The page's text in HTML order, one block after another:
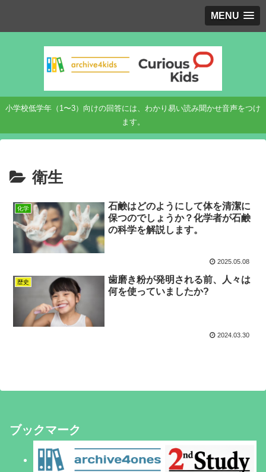
MENU
小学校低学年（1〜3）向けの回答には、わかり易い読み聞かせ音声をつけ
ます。
衛生
化学
石鹸はどのようにして体を清潔に
保つのでしょうか？化学者が石鹸
の科学を解説します。
2025.05.08
歴史
歯磨き粉が発明される前、人々は
何を使っていましたか?
2024.03.30
ブックマーク